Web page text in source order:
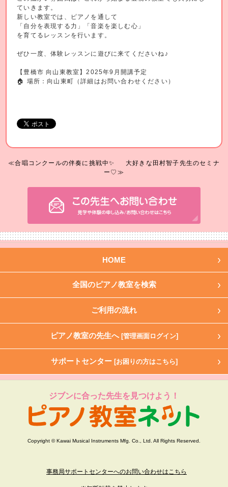
ていきます。
新しい教室では、ピアノを通して
「自分を表現する力」「音楽を楽しむ心」
を育てるレッスンを行います。
ぜひ一度、体験レッスンに遊びに来てくださいね♪
【豊橋市 向山東教室】2025年9月開講予定
🏠 場所：向山東町（詳細はお問い合わせください）
≪合唱コンクールの伴奏に挑戦中✨
大好きな田村智子先生のセミナ
ー♡≫
HOME
全国のピアノ教室を検索
ご利用の流れ
ピアノ教室の先生へ [管理画面ログイン]
サポートセンター [お困りの方はこちら]
ジブンに合った先生を見つけよう！
Copyright © Kawai Musical Instruments Mfg. Co., Ltd. All Rights Reserved.
事務局サポートセンターへのお問い合わせはこちら